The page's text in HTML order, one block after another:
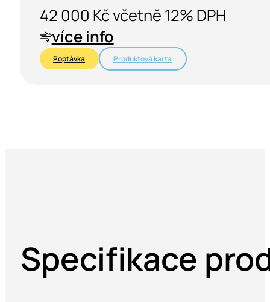
42 000 Kč včetně 12% DPH
více info
Poptávka Produktová karta
Specifikace